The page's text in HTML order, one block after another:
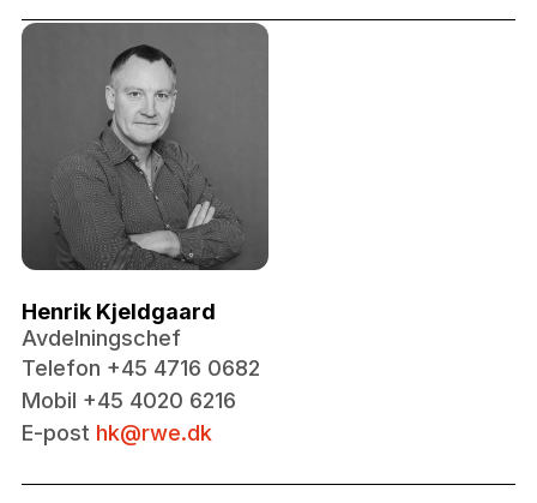
Henrik Kjeldgaard
Avdelningschef
Telefon +45 4716 0682
Mobil +45 4020 6216
E-post hk@rwe.dk